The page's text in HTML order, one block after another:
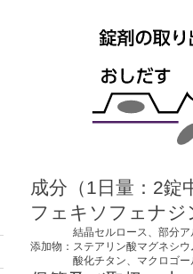
成分（1日量：2錠
フェキソフェナジ
添加物：
結晶セルロース、部分
ステアリン酸マグネシ
酸化チタン、マクロゴ